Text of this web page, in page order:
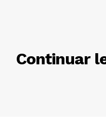
Continuar